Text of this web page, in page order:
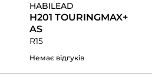
HABILEAD
H201 TOURINGMAX+
AS
R15
Немає відгуків